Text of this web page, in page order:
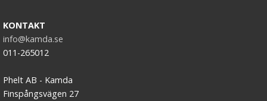
KONTAKT
info@kamda.se
011-265012
Phelt AB - Kamda
Finspångsvägen 27